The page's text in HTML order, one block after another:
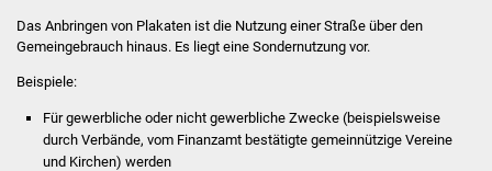
Wahlen
Das Anbringen von Plakaten ist die Nutzung einer Straße über den
Gemeingebrauch hinaus. Es liegt eine Sondernutzung vor.
Beispiele:
Für gewerbliche oder nicht gewerbliche Zwecke (beispielsweise
durch Verbände, vom Finanzamt bestätigte gemeinnützige Vereine
und Kirchen) werden